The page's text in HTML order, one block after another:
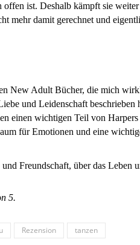
ist. Deshalb kämpft sie
mehr damit gerechnet und
New Adult Bücher, die mich
und Leidenschaft
einen wichtigen Teil von
für Emotionen und eine
Freundschaft, über das Leben
5.
Rezension tanzen